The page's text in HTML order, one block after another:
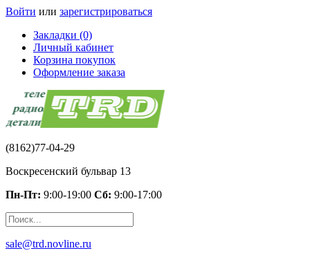
Войти или зарегистрироваться
Закладки (0)
Личный кабинет
Корзина покупок
Оформление заказа
(8162)77-04-29
Воскресенский бульвар 13
Пн-Пт: 9:00-19:00 Сб: 9:00-17:00
sale@trd.novline.ru